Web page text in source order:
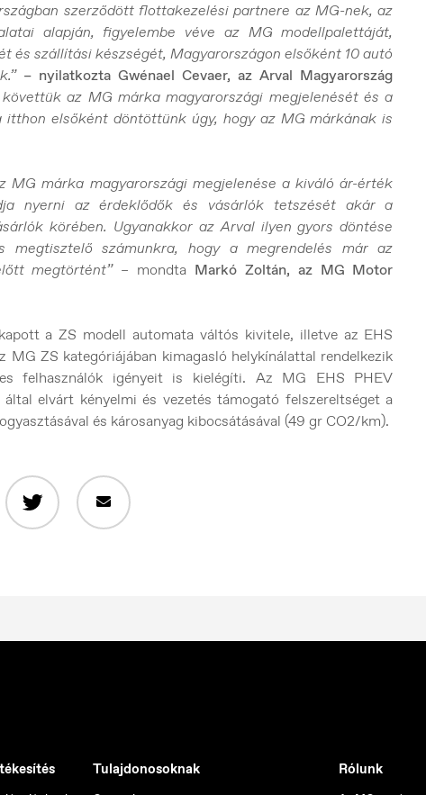
szerződött flottakezelési partnere az MG-nek, az
alapján, figyelembe véve az MG modellpalettáját,
és szállítási készségét, Magyarországon elsőként 10 autó
– nyilatkozta Gwénael Cevaer, az Arval Magyarország
az MG márka magyarországi megjelenését és a
elsőként döntöttünk úgy, hogy az MG márkának is
MG márka magyarországi megjelenése a kiváló ár-érték
nyerni az érdeklődők és vásárlók tetszését akár a
körében. Ugyanakkor az Arval ilyen gyors döntése
megtisztelő számunkra, hogy a megrendelés már az
megtörtént”– mondta Markó Zoltán, az MG Motor
a ZS modell automata váltós kivitele, illetve az EHS
MG ZS kategóriájában kimagasló helykínálattal rendelkezik
felhasználók igényeit is kielégíti. Az MG EHS PHEV
elvárt kényelmi és vezetés támogató felszereltséget a
és károsanyag kibocsátásával (49 gr CO2/km).
Tulajdonosoknak Rólunk